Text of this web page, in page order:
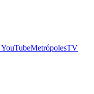
YouTubeMetrópolesTV